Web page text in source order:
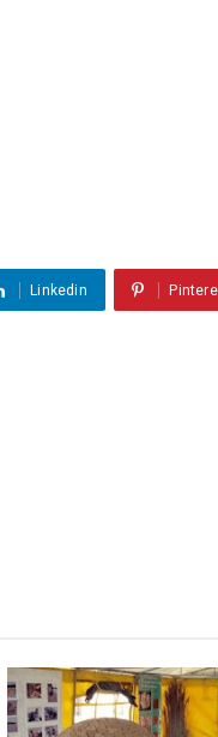
Linkedin